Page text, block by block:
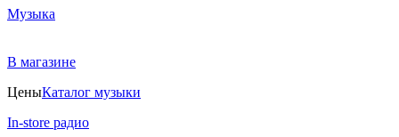
Музыка
В магазине
ЦеныКаталог музыки
In-store радио